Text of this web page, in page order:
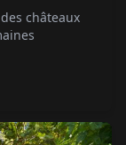
châteaux